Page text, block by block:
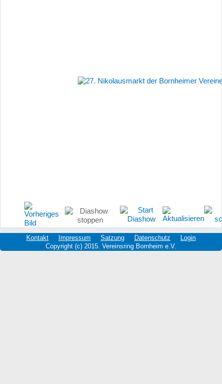
Kontakt Impressum Satzung Datenschutz
Login
Copyright (c) 2015. Vereinsring Bornheim e.V.